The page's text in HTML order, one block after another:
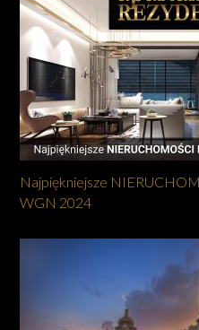
Najpiękniejsze
WGN 2024